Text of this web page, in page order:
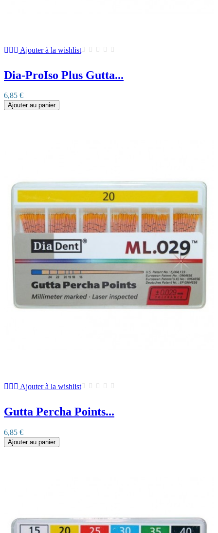
Ajouter à la wishlist
Dia-ProIso Plus Gutta...
6,85 €
Ajouter au panier
Ajouter à la wishlist
Gutta Percha Points...
6,85 €
Ajouter au panier